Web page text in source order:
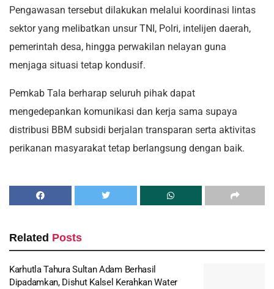
Pengawasan tersebut dilakukan melalui koordinasi lintas
sektor yang melibatkan unsur TNI, Polri, intelijen daerah,
pemerintah desa, hingga perwakilan nelayan guna
menjaga situasi tetap kondusif.
Pemkab Tala berharap seluruh pihak dapat
mengedepankan komunikasi dan kerja sama supaya
distribusi BBM subsidi berjalan transparan serta aktivitas
perikanan masyarakat tetap berlangsung dengan baik.
Related Posts
Karhutla Tahura Sultan Adam Berhasil
Dipadamkan, Dishut Kalsel Kerahkan Water